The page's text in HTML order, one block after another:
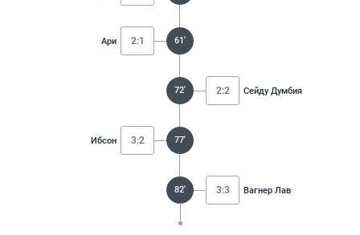
Ари 2:1 61'
72' 2:2 Сейду Думбия
Ибсон 3:2 77'
82' 3:3 Вагнер Лав